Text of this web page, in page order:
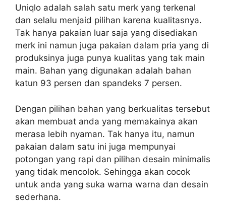
Uniqlo adalah salah satu merk yang terkenal
dan selalu menjaid pilihan karena kualitasnya.
Tak hanya pakaian luar saja yang disediakan
merk ini namun juga pakaian dalam pria yang di
produksinya juga punya kualitas yang tak main
main. Bahan yang digunakan adalah bahan
katun 93 persen dan spandeks 7 persen.
Dengan pilihan bahan yang berkualitas tersebut
akan membuat anda yang memakainya akan
merasa lebih nyaman. Tak hanya itu, namun
pakaian dalam satu ini juga mempunyai
potongan yang rapi dan pilihan desain minimalis
yang tidak mencolok. Sehingga akan cocok
untuk anda yang suka warna warna dan desain
sederhana.